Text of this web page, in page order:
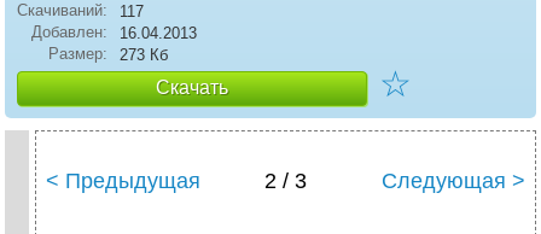
Скачиваний:
117
Добавлен:
16.04.2013
Размер:
273 Кб
Скачать ☆
< Предыдущая 2 / 3 Следующая >